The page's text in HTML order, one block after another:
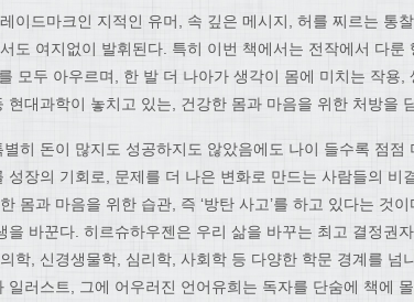
이드마크인 지적인 유머, 속 깊은 메시지, 허를 찌르는 통
여지없이 발휘된다. 특히 이번 책에서는 전작에서 다룬
모두 아우르며, 한 발 더 나아가 생각이 몸에 미치는 작용,
현대과학이 놓치고 있는, 건강한 몸과 마음을 위한 처방을
히 돈이 많지도 성공하지도 않았음에도 나이 들수록 점점
성장의 기회로, 문제를 더 나은 변화로 만드는 사람들의 비
몸과 마음을 위한 습관, 즉 ‘방탄 사고’를 하고 있다는 것
바꾼다. 히르슈하우젠은 우리 삶을 바꾸는 최고 결정권자
학, 신경생물학, 심리학, 사회학 등 다양한 학문 경계를 넘
일러스트, 그에 어우러진 언어유희는 독자를 단숨에 책에